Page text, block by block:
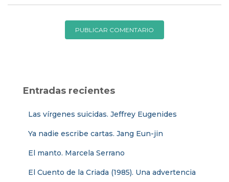
Entradas recientes
Las vírgenes suicidas. Jeffrey Eugenides
Ya nadie escribe cartas. Jang Eun-jin
El manto. Marcela Serrano
El Cuento de la Criada (1985). Una advertencia